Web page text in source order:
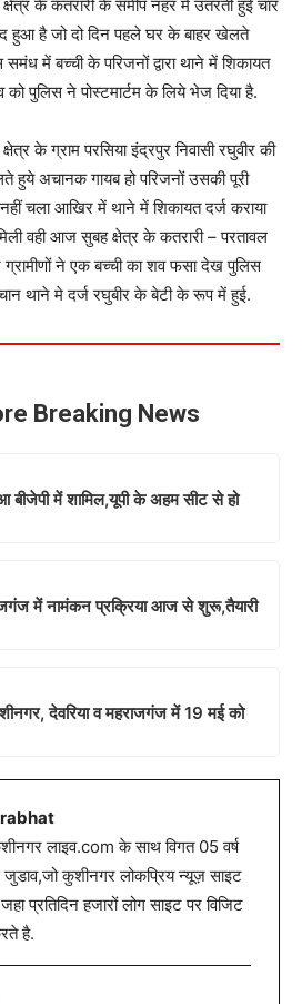
क्षेत्र के कतरारी के समीप नहर में उतरती हुई चार
हुआ है जो दो दिन पहले घर के बाहर खेलते
में बच्ची के परिजनों द्वारा थाने में शिकायत
को पुलिस ने पोस्टमार्टम के लिये भेज दिया है.
के ग्राम परसिया इंद्रपुर निवासी रघुवीर की
हुये अचानक गायब हो परिजनों उसकी पूरी
चला आखिर में थाने में शिकायत दर्ज कराया
वही आज सुबह क्षेत्र के कतरारी – परतावल
ग्रामीणों ने एक बच्ची का शव फसा देख पुलिस
थाने मे दर्ज रघुबीर के बेटी के रूप में हुई.
Breaking News
बीजेपी में शामिल,यूपी के अहम सीट से हो
में नामंकन प्रक्रिया आज से शुरू,तैयारी
देवरिया व महराजगंज में 19 मई को
लाइव.com के साथ विगत 05 वर्ष
कुशीनगर लोकप्रिय न्यूज़ साइट
प्रतिदिन हजारों लोग साइट पर विजिट
है.